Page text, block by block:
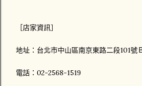
［店家資訊］
地址：台北市中山區南京東路二段101號
電話：02-2568-1519